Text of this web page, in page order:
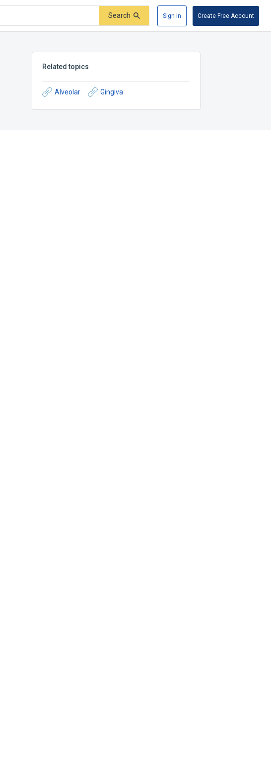
Search Sign In Create Free Account
Related topics
Alveolar Gingiva